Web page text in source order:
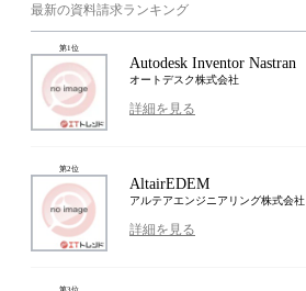
最新の資料請求ランキング
第1位
Autodesk Inventor Nastran
オートデスク株式会社
詳細を見る
第2位
AltairEDEM
アルテアエンジニアリング株式会社
詳細を見る